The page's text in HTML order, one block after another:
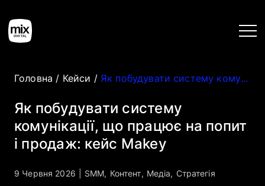
Головна
Послуги
Кейси
Головна / Кейси / Як побудувати систему комунікації, що працює на попит і продаж: кейс Makey
Як побудувати систему
комунікації, що працює на попит
і продаж: кейс Makey
9 Червня 2026 SMM, Контент, Медіа, Стратегія